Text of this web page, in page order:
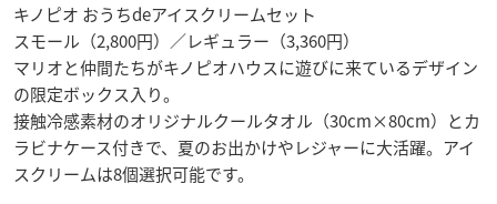
キノピオ おうちdeアイスクリームセット
スモール（2,800円）／レギュラー（3,360円）
マリオと仲間たちがキノピオハウスに遊びに来ているデザイン
の限定ボックス入り。
接触冷感素材のオリジナルクールタオル（30cm×80cm）とカ
ラビナケース付きで、夏のお出かけやレジャーに大活躍。アイ
スクリームは8個選択可能です。